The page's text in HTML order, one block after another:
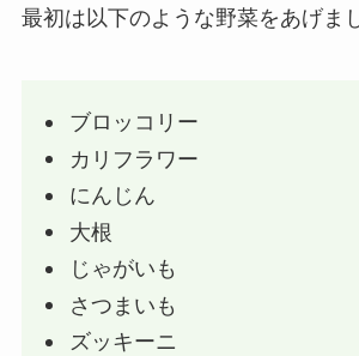
最初は以下のような野菜をあげま
ブロッコリー
カリフラワー
にんじん
大根
じゃがいも
さつまいも
ズッキーニ